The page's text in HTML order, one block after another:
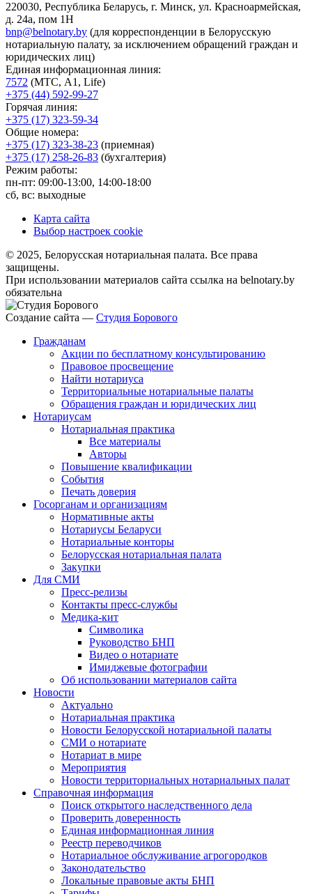
220030, Республика Беларусь, г. Минск, ул. Красноармейская,
д. 24а, пом 1Н
bnp@belnotary.by (для корреспонденции в Белорусскую
нотариальную палату, за исключением обращений граждан и
юридических лиц)
Единая информационная линия:
7572 (МТС, A1, Life)
+375 (44) 592-99-27
Горячая линия:
+375 (17) 323-59-34
Общие номера:
+375 (17) 323-38-23 (приемная)
+375 (17) 258-26-83 (бухгалтерия)
Режим работы:
пн-пт: 09:00-13:00, 14:00-18:00
сб, вс: выходные
Карта сайта
Выбор настроек cookie
© 2025, Белорусская нотариальная палата. Все права
защищены.
При использовании материалов сайта ссылка на belnotary.by
обязательна
Создание сайта — Студия Борового
Гражданам
Акции по бесплатному консультированию
Правовое просвещение
Найти нотариуса
Территориальные нотариальные палаты
Обращения граждан и юридических лиц
Нотариусам
Нотариальная практика
Все материалы
Авторы
Повышение квалификации
События
Печать доверия
Госорганам и организациям
Нормативные акты
Нотариусы Беларуси
Нотариальные конторы
Белорусская нотариальная палата
Закупки
Для СМИ
Пресс-релизы
Контакты пресс-службы
Медика-кит
Символика
Руководство БНП
Видео о нотариате
Имиджевые фотографии
Об использовании материалов сайта
Новости
Актуально
Нотариальная практика
Новости Белорусской нотариальной палаты
СМИ о нотариате
Нотариат в мире
Мероприятия
Новости территориальных нотариальных палат
Справочная информация
Поиск открытого наследственного дела
Проверить доверенность
Единая информационная линия
Реестр переводчиков
Нотариальное обслуживание агрогородков
Законодательство
Локальные правовые акты БНП